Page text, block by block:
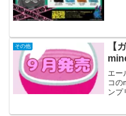
その他
【
エー
コの
ンプ